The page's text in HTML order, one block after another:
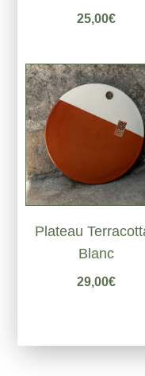
25,00€
Plateau
Blanc
29,00€